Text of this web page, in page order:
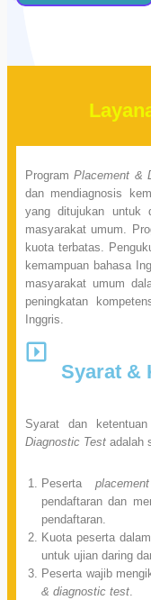
ProgramPlacement &
dan mendiagnosis
yang ditujukan untuk
masyarakat umum.
kuota terbatas.
kemampuan bahasa
masyarakat umum
peningkatan
Inggris.
Syarat &
Syarat dan
Diagnostic Test adalah
Peserta
pendaftaran dan
pendaftaran.
Kuota peserta
untuk ujian daring
Peserta wajib
& diagnostic test.